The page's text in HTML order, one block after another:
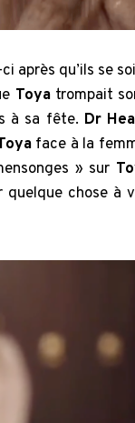
après qu’ils se
Toyatrompait
à sa fête. Dr
face à la
» sur
chose à